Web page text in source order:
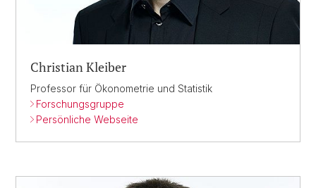
Christian Kleiber
Professor für Ökonometrie und Statistik
Forschungsgruppe
Persönliche Webseite